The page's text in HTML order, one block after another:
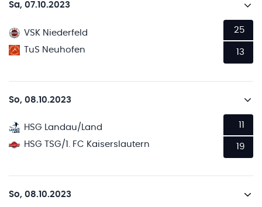
Sa, 07.10.2023
VSK Niederfeld
TuS Neuhofen
25
13
So, 08.10.2023
HSG Landau/Land
HSG TSG/1. FC Kaiserslautern
11
19
So, 08.10.2023